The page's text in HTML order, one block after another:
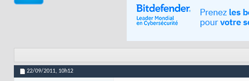
22/09/2011, 10h12